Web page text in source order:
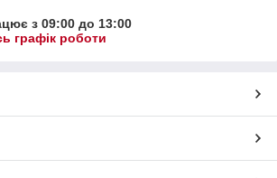
з 09:00 до 13:00
графік роботи